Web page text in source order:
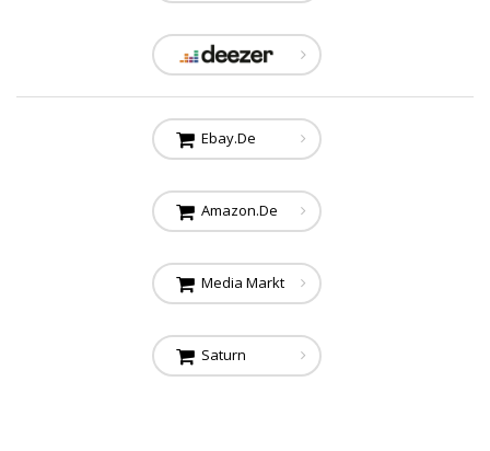
Ebay.de
Amazon.de
Media Markt
Saturn